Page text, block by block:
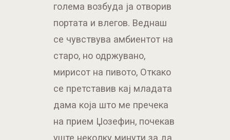
голема возбуда ја отворив
портата и влегов. Веднаш
се чувствува амбиентот на
старо, но одржувано,
мирисот на пивото, Откако
се претставив кај младата
дама која што ме пречека
на прием Џозефин, почекав
уште неколку минути за да